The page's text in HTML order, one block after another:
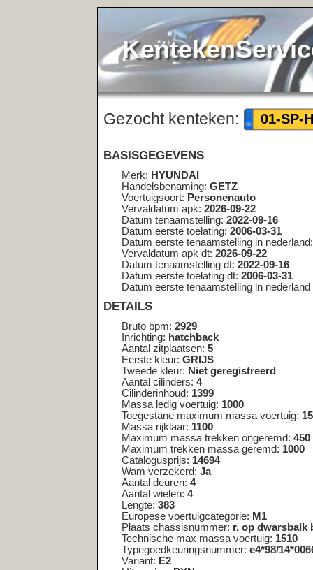
KentekenService.NL
Gezocht kenteken: 01-SP-HB <<
BASISGEGEVENS
Voertuigsoort:Personenauto
Datum tenaamstelling:2022-09-16
Datum eerste toelating:2006-03-31
Datum eerste tenaamstelling in nederland:
Vervaldatum apk dt:2026-09-22
Datum tenaamstelling dt:2022-09-16
Datum eerste toelating dt:2006-03-31
Datum eerste tenaamstelling in nederland dt:2006-03-31
Bruto bpm:2929
Inrichting:hatchback
Aantal zitplaatsen:5
Eerste kleur:GRIJS
Tweede kleur:Niet geregistreerd
Cilinderinhoud:1399
Toegestane maximum massa voertuig:
Massa rijklaar:1100
Maximum massa trekken ongeremd:
Maximum trekken massa geremd:
Catalogusprijs:14694
Wam verzekerd:Ja
Aantal deuren:4
Aantal wielen:4
Lengte:383
Europese voertuigcategorie:M1
Plaats chassisnummer:r. op dwarsbalk by voorzitting
Technische max massa voertuig:1510
Typegoedkeuringsnummer:e4*98/14*0066*10
Variant:E2
Uitvoering:PXN
Vermogen massarijklaar:0.06
Wielbasis:246
Export indicator:Nee
Openstaande terugroepactie indicator:
Taxi indicator:Nee
Maximum massa samenstelling:
Jaar laatste registratie tellerstand:
Tellerstandoordeel:Niet geregistreerd
Code toelichting tellerstandoordeel:NG
Tenaamstellen mogelijk:Ja
Zuinigheidsclassificatie: C